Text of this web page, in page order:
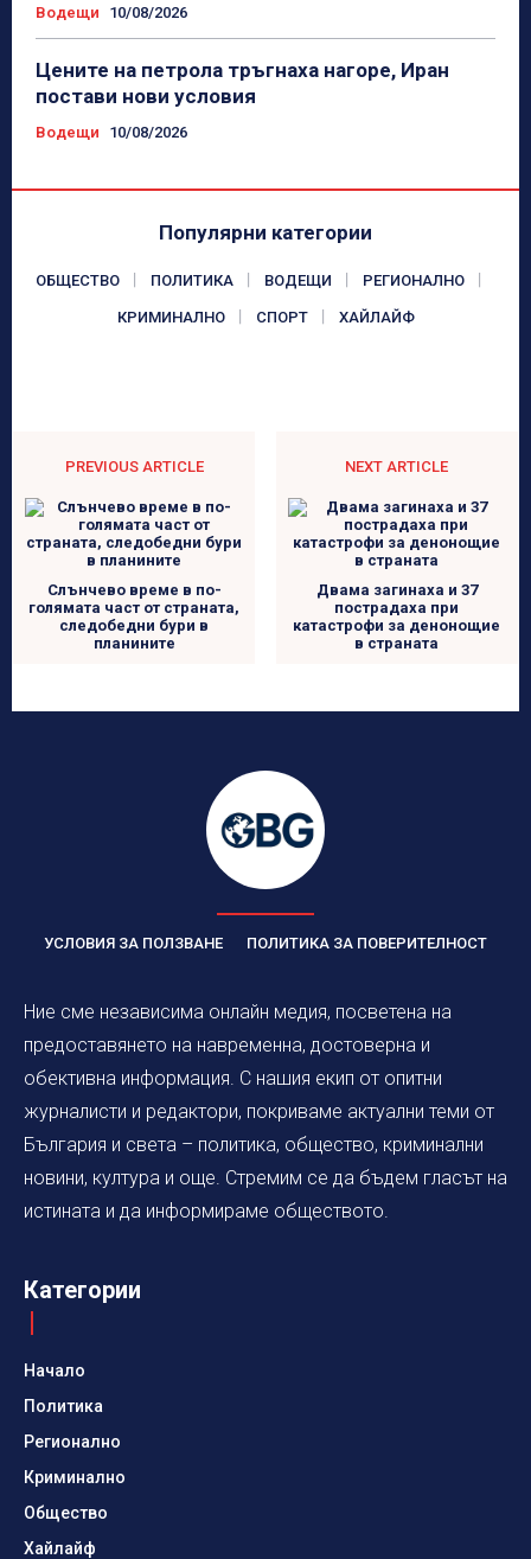
Водещи 10/08/2026
Цените на петрола тръгнаха нагоре, Иран
постави нови условия
Водещи 10/08/2026
Популярни категории
ОБЩЕСТВО ПОЛИТИКА ВОДЕЩИ РЕГИОНАЛНО
КРИМИНАЛНО СПОРТ ХАЙЛАЙФ
PREVIOUS ARTICLE
Слънчево време в по-
голямата част от страната,
следобедни бури в
планините
NEXT ARTICLE
Двама загинаха и 37
пострадаха при
катастрофи за денонощие
в страната
УСЛОВИЯ ЗА ПОЛЗВАНЕ ПОЛИТИКА ЗА ПОВЕРИТЕЛНОСТ
Ние сме независима онлайн медия, посветена на
предоставянето на навременна, достоверна и
обективна информация. С нашия екип от опитни
журналисти и редактори, покриваме актуални теми от
България и света – политика, общество, криминални
новини, култура и още. Стремим се да бъдем гласът на
истината и да информираме обществото.
Категории
Начало
Политика
Регионално
Криминално
Общество
Хайлайф